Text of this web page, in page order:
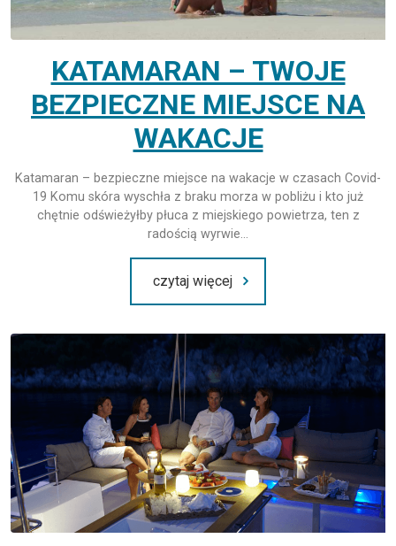
KATAMARAN – TWOJE
BEZPIECZNE MIEJSCE NA
WAKACJE
Katamaran – bezpieczne miejsce na wakacje w czasach Covid-
19 Komu skóra wyschła z braku morza w pobliżu i kto już
chętnie odświeżyłby płuca z miejskiego powietrza, ten z
radością wyrwie…
czytaj więcej